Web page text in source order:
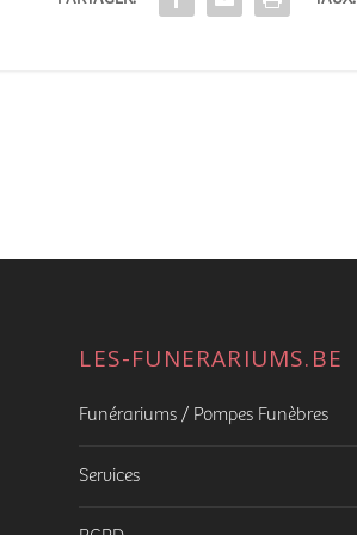
LES-FUNERARIUMS.BE
Funérariums / Pompes Funèbres
Services